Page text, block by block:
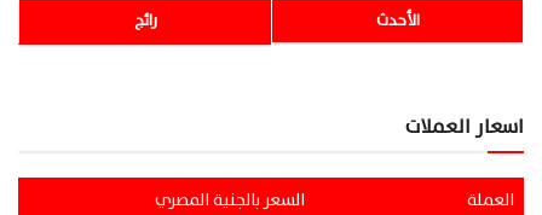
رائج الأحدث
اسعار العملات
العملة
السعر بالجنية المصري